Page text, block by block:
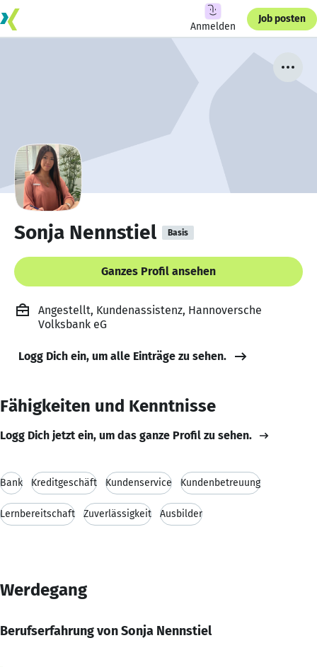
Anmelden
Job posten
Sonja Nennstiel Basis
Ganzes Profil ansehen
Angestellt, Kundenassistenz, Hannoversche
Volksbank eG
Logg Dich ein, um alle Einträge zu sehen.
Fähigkeiten und Kenntnisse
Logg Dich jetzt ein, um das ganze Profil zu sehen.
Bank Kreditgeschäft Kundenservice Kundenbetreuung
Lernbereitschaft Zuverlässigkeit Ausbilder
Werdegang
Berufserfahrung von Sonja Nennstiel